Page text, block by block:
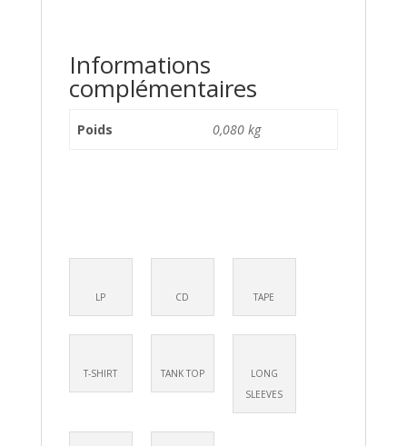
Informations
complémentaires
Poids 0,080 kg
LP CD TAPE
T-SHIRT TANK TOP
LONG
SLEEVES